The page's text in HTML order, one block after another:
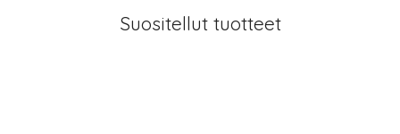
Suositellut tuotteet